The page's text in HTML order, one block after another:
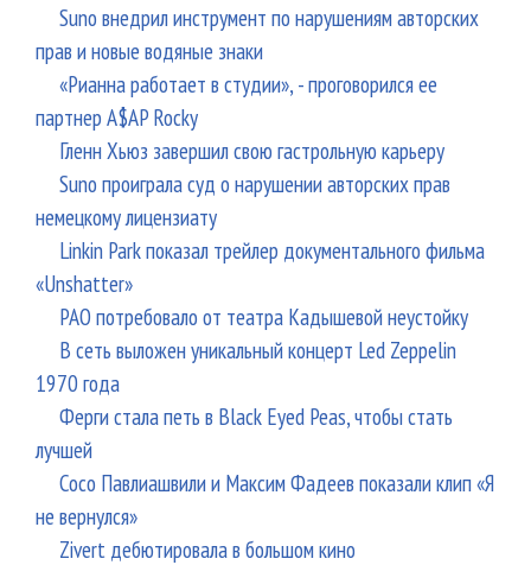
Suno внедрил инструмент по нарушениям авторских
прав и новые водяные знаки
«Рианна работает в студии», - проговорился ее
партнер A$AP Rocky
Гленн Хьюз завершил свою гастрольную карьеру
Suno проиграла суд о нарушении авторских прав
немецкому лицензиату
Linkin Park показал трейлер документального фильма
«Unshatter»
РАО потребовало от театра Кадышевой неустойку
В сеть выложен уникальный концерт Led Zeppelin
1970 года
Ферги стала петь в Black Eyed Peas, чтобы стать
лучшей
Сосо Павлиашвили и Максим Фадеев показали клип «Я
не вернулся»
Zivert дебютировала в большом кино